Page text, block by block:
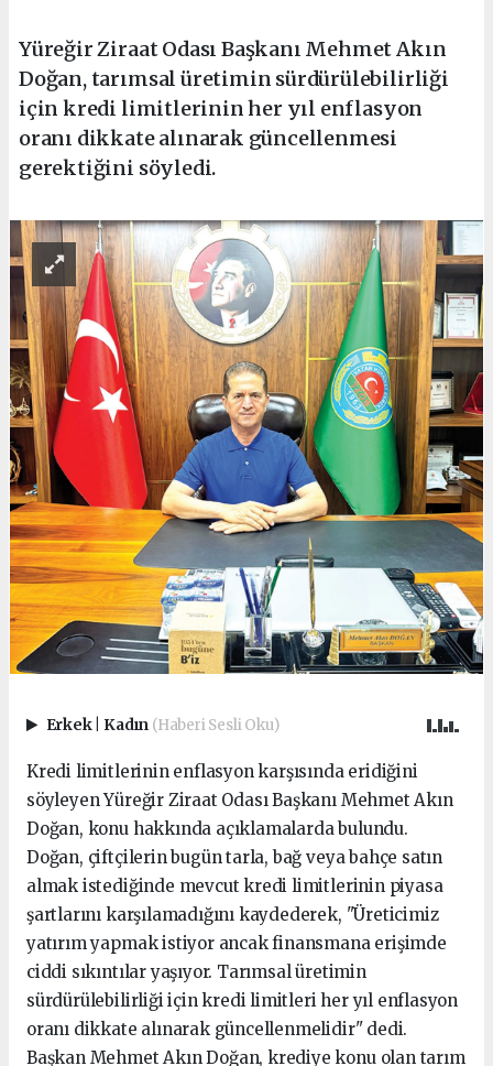
Yüreğir Ziraat Odası Başkanı Mehmet Akın
Doğan, tarımsal üretimin sürdürülebilirliği
için kredi limitlerinin her yıl enflasyon
oranı dikkate alınarak güncellenmesi
gerektiğini söyledi.
Erkek Kadın (Haberi Sesli Oku)
Kredi limitlerinin enflasyon karşısında eridiğini
söyleyen Yüreğir Ziraat Odası Başkanı Mehmet Akın
Doğan, konu hakkında açıklamalarda bulundu.
Doğan, çiftçilerin bugün tarla, bağ veya bahçe satın
almak istediğinde mevcut kredi limitlerinin piyasa
şartlarını karşılamadığını kaydederek, "Üreticimiz
yatırım yapmak istiyor ancak finansmana erişimde
ciddi sıkıntılar yaşıyor. Tarımsal üretimin
sürdürülebilirliği için kredi limitleri her yıl enflasyon
oranı dikkate alınarak güncellenmelidir" dedi.
Başkan Mehmet Akın Doğan, krediye konu olan tarım